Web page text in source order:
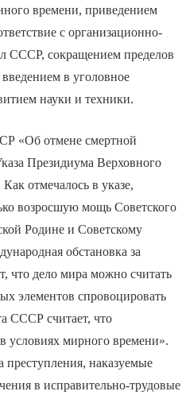
времени, приведением
с организационно-
СССР, сокращением пределов
в уголовное
науки и техники.
«Об отмене смертной
Президиума Верховного
отмечалось в указе,
возросшую мощь Советского
Родине и Советскому
обстановка за
что дело мира можно считать
элементов спровоцировать
СССР считает, что
условиях мирного времени».
преступления, наказуемые
в исправительно-трудовые